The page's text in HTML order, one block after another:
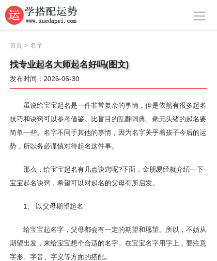
导航
周公解梦
生肖运势
八字算命
风水
名字
首页 > 名字
找专业起名大师起名好吗(图文)
发布时间：2026-06-30
虽说给宝宝起名是一件非常复杂的事情，但是依然有很多起名
技巧和诀窍可以参考借鉴。比盲目的乱翻词典、毫无头绪的起名要
简单一些。名字不同于其他的事情，因为名字关乎着孩子今后的运
势，所以务必谨慎对待起名这件事。
那么，给宝宝起名有几点诀窍呢?下面，金朋易经就介绍一下
宝宝起名诀窍，希望可以对起名的父母有所启发。
1、 以父母期望起名
给宝宝起名字，父母都会有一定的期望和愿望。所以，不妨从
期望出发，来给宝宝想个合适的名字。在宝宝名字用字上，要注意
字形、字音、字义等方面的搭配。